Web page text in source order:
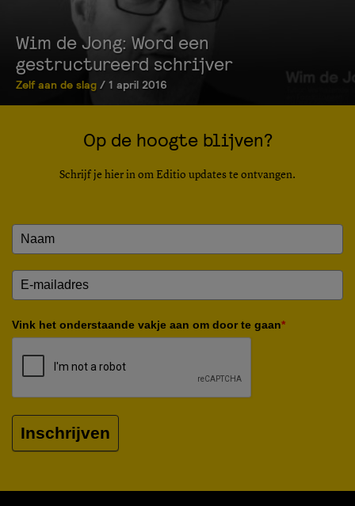
Wim de Jong: Word een
gestructureerd schrijver
Zelf aan de slag / 1 april 2016
Op de hoogte blijven?
Schrijf je hier in om Editio updates te ontvangen.
Vink het onderstaande vakje aan om door te gaan*
Inschrijven